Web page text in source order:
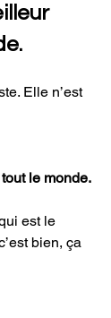
Elle n’est
le monde.
est le
bien, ça